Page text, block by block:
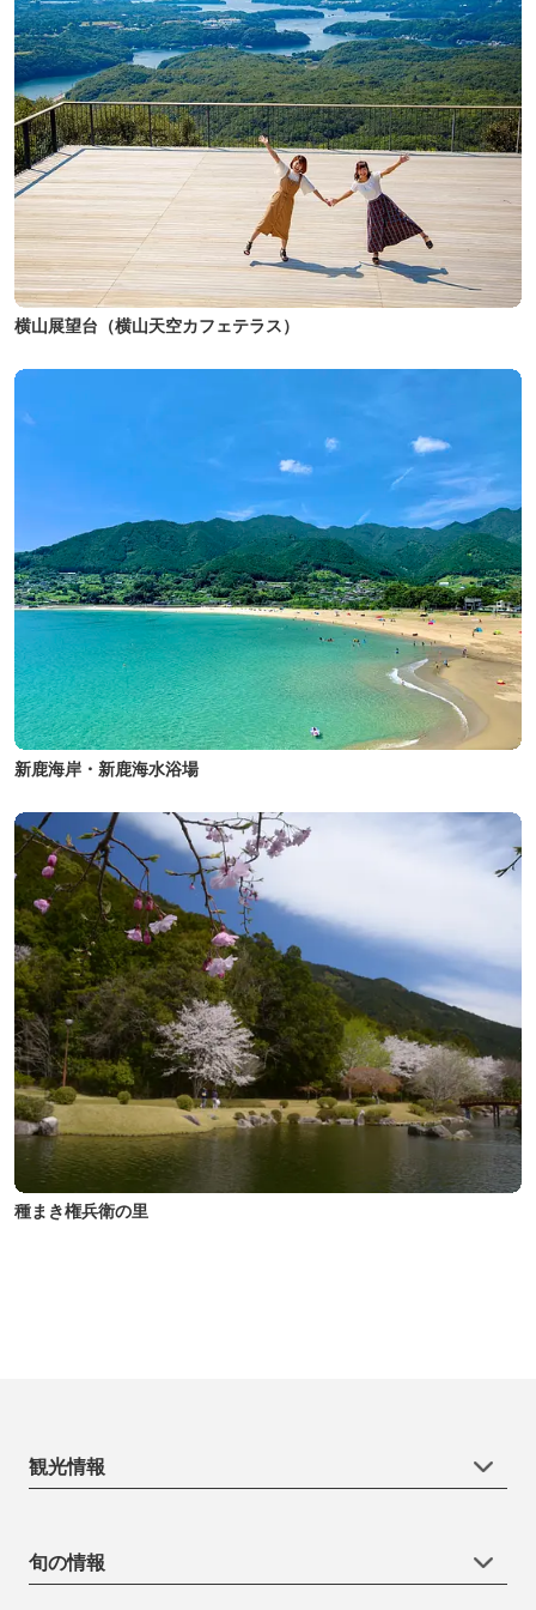
横山展望台（横山天空カフェテラス）
新鹿海岸・新鹿海水浴場
種まき権兵衛の里
観光情報
旬の情報